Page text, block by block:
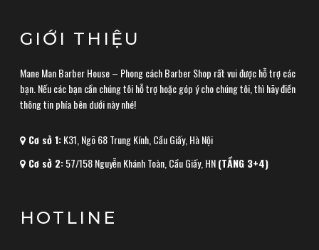
GIỚI THIỆU
Mane Man Barber House – Phong cách Barber Shop rất vui được hỗ trợ các
bạn. Nếu các bạn cần chúng tôi hỗ trợ hoặc góp ý cho chúng tôi, thì hãy điền
thông tin phía bên dưới này nhé!
Cơ sở 1:K31, Ngõ 68 Trung Kính, Cầu Giấy, Hà Nội
Cơ sở 2:57/158 Nguyễn Khánh Toàn, Cầu Giấy, HN(TẦNG 3+4)
HOTLINE